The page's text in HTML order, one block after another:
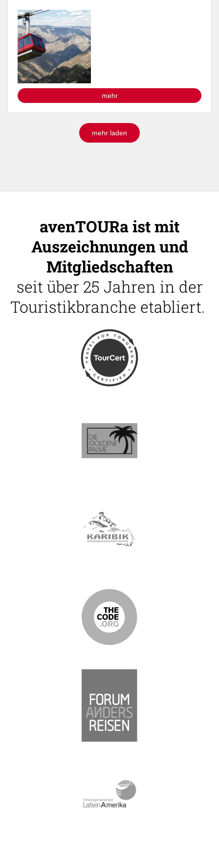
mehr laden
avenTOURa ist mit
Auszeichnungen und
Mitgliedschaften
seit über 25 Jahren in der
Touristikbranche etabliert.